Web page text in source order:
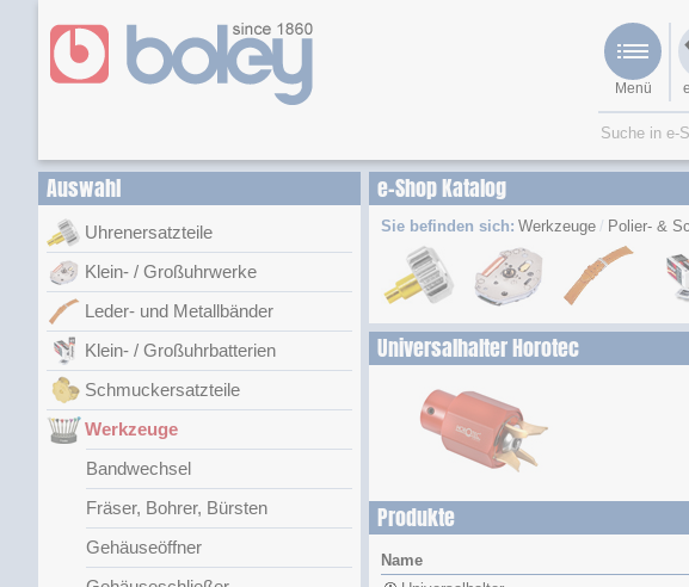
Menü
Auswahl
Uhrenersatzteile
Klein- / Großuhrwerke
Leder- und Metallbänder
Klein- / Großuhrbatterien
Schmuckersatzteile
Werkzeuge
Bandwechsel
Fräser, Bohrer, Bürsten
Gehäuseöffner
e-Shop Katalog
Sie befinden sich: Werkzeuge Polier- &
Universalhalter Horotec
Produkte
Name